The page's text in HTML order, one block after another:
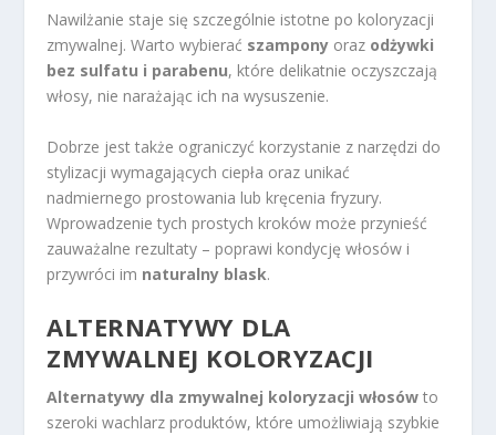
Nawilżanie staje się szczególnie istotne po koloryzacji
zmywalnej. Warto wybierać szampony oraz odżywki
bez sulfatu i parabenu, które delikatnie oczyszczają
włosy, nie narażając ich na wysuszenie.
Dobrze jest także ograniczyć korzystanie z narzędzi do
stylizacji wymagających ciepła oraz unikać
nadmiernego prostowania lub kręcenia fryzury.
Wprowadzenie tych prostych kroków może przynieść
zauważalne rezultaty – poprawi kondycję włosów i
przywróci im naturalny blask.
ALTERNATYWY DLA
ZMYWALNEJ KOLORYZACJI
Alternatywy dla zmywalnej koloryzacji włosów to
szeroki wachlarz produktów, które umożliwiają szybkie